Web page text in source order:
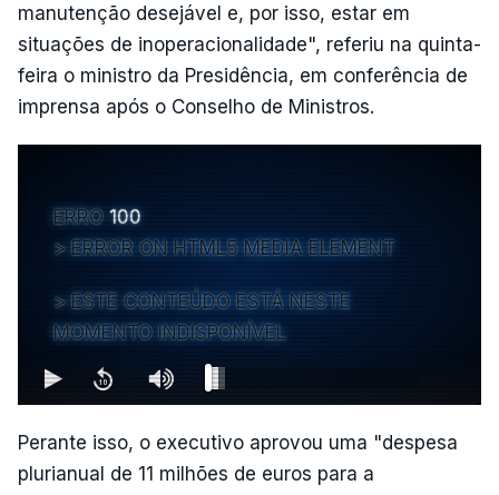
manutenção desejável e, por isso, estar em
situações de inoperacionalidade", referiu na quinta-
feira o ministro da Presidência, em conferência de
imprensa após o Conselho de Ministros.
ERRO 100
ERROR ON HTML5 MEDIA ELEMENT
ESTE CONTEÚDO ESTÁ NESTE
MOMENTO INDISPONÍVEL
Perante isso, o executivo aprovou uma "despesa
plurianual de 11 milhões de euros para a